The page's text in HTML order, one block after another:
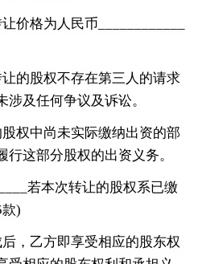
价格为人民币____________
的股权不存在第三人的请求
及任何争议及诉讼。
权中尚未实际缴纳出资的部
这部分股权的出资义务。
若本次转让的股权系已缴
)
，乙方即享受相应的股东权